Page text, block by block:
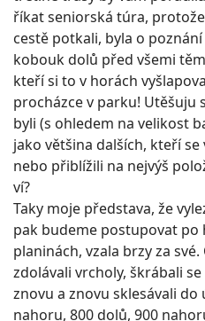
říkat seniorská túra,
cestě potkali, byla o
kobouk dolů před všemi
kteří si to v horách
procházce v parku! Utěšuju
byli (s ohledem na velikost
jako většina dalších, kteří
nebo přiblížili na nejvýš
ví?
Taky moje představa, že
pak budeme postupovat po
planinách, vzala brzy za
zdolávali vrcholy, škrábali
znovu a znovu sklesávali
nahoru, 800 dolů, 900